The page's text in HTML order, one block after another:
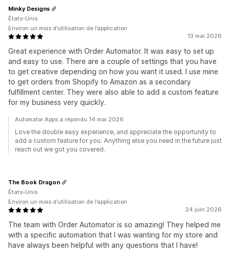
13 mai 2026
Great experience with Order Automator. It was easy to set up
and easy to use. There are a couple of settings that you have
to get creative depending on how you want it used. I use mine
to get orders from Shopify to Amazon as a secondary
fulfillment center. They were also able to add a custom feature
for my business very quickly.
Minky Designs
États-Unis
Environ un mois d’utilisation de l’application
Automator Apps a répondu 14 mai 2026
Love the double easy experience, and appreciate the opportunity to
add a custom feature for you. Anything else you need in the future just
reach out we got you covered.
24 juin 2026
The team with Order Automator is so amazing! They helped me
with a specific automation that I was wanting for my store and
have always been helpful with any questions that I have!
The Book Dragon
États-Unis
Environ un mois d’utilisation de l’application